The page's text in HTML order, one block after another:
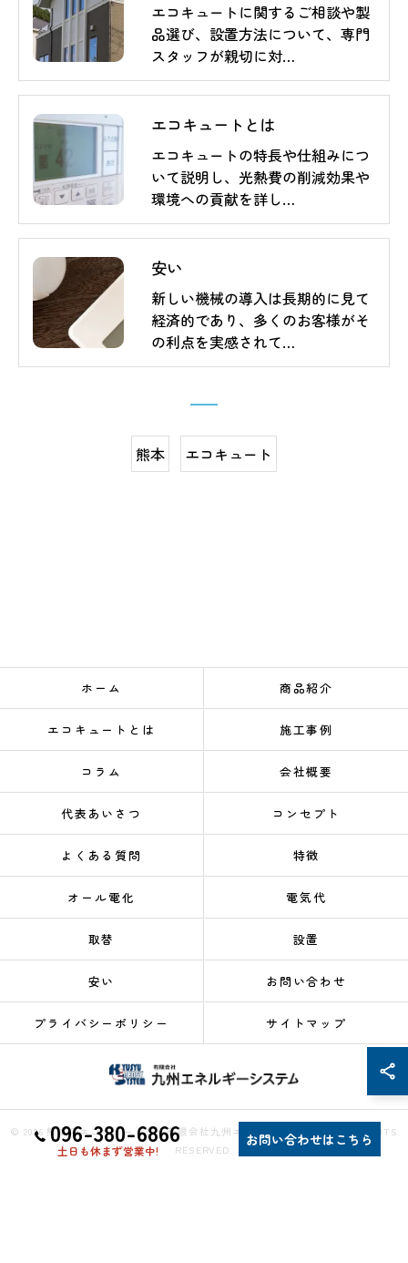
エコキュートに関するご相談や製
品選び、設置方法について、専門
スタッフが親切に対…
エコキュートとは
エコキュートの特長や仕組みにつ
いて説明し、光熱費の削減効果や
環境への貢献を詳し…
安い
新しい機械の導入は長期的に見て
経済的であり、多くのお客様がそ
の利点を実感されて…
熊本 エコキュート
096-380-6866
土日も休まず営業中!
お問い合わせはこちら
ホーム 商品紹介
エコキュートとは 施工事例
コラム 会社概要
代表あいさつ コンセプト
よくある質問 特徴
オール電化 電気代
取替 設置
安い お問い合わせ
プライバシーポリシー サイトマップ
© 2026 熊本のエコキュートなら有限会社九州エネルギーシステム ALL RIGHTS
RESERVED.